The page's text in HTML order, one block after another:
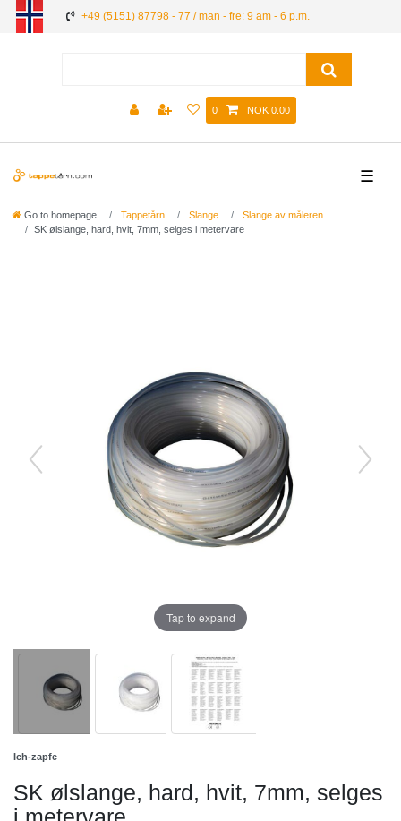
+49 (5151) 87798 - 77 / man - fre: 9 am - 6 p.m.
0 NOK 0.00
☰
Go to homepage Tappetårn Slange
Slange av måleren
SK ølslange, hard, hvit, 7mm, selges i metervare
Tap to expand
Ich-zapfe
SK ølslange, hard, hvit, 7mm, selges